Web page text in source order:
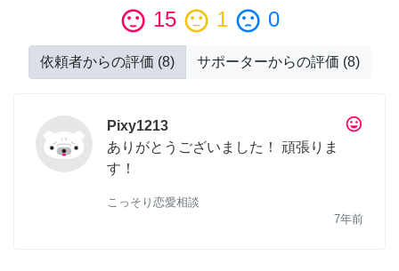
sentiment_satisfied 15 sentiment_neutral 1 sentiment_dissatisfied 0
依頼者からの評価 (8) サポーターからの評価 (8)
tag_faces
Pixy1213
ありがとうございました！ 頑張りま
す！
こっそり恋愛相談
7年前